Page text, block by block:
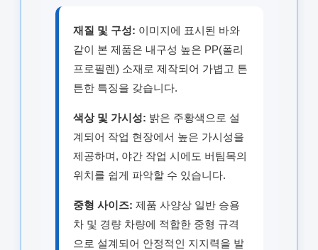
재질 및 구성: 이미지에 표시된 바와
같이 본 제품은 내구성 높은 PP(폴리
프로필렌) 소재로 제작되어 가볍고 튼
튼한 특징을 갖습니다.
색상 및 가시성: 밝은 주황색으로 설
계되어 작업 현장에서 높은 가시성을
제공하며, 야간 작업 시에도 버팀목의
위치를 쉽게 파악할 수 있습니다.
중형 사이즈: 제품 사양상 일반 승용
차 및 경량 차량에 적합한 중형 규격
으로 설계되어 안정적인 지지력을 발